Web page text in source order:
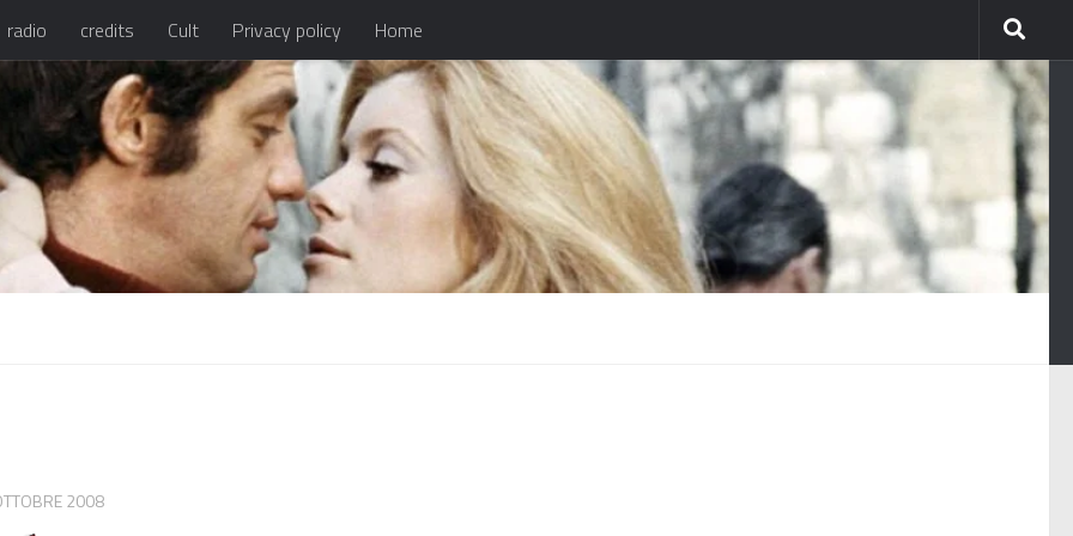
radio credits Cult Privacy policy Home
2008